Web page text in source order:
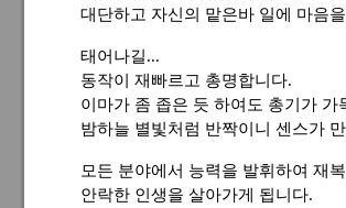
대단하고 자신의 맡은바 일에 마음
태어나길...
동작이 재빠르고 총명합니다.
이마가 좀 좁은 듯 하여도 총기가 가
밤하늘 별빛처럼 반짝이니 센스가
모든 분야에서 능력을 발휘하여 재
안락한 인생을 살아가게 됩니다.